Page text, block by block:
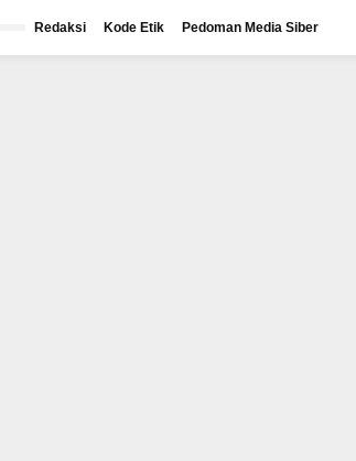
Redaksi Kode Etik Pedoman Media Siber